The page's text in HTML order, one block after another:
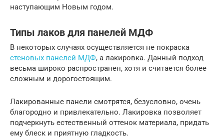
наступающим Новым годом.
Типы лаков для панелей МДФ
В некоторых случаях осуществляется не покраска
стеновых панелей МДФ, а лакировка. Данный подход
весьма широко распространен, хотя и считается более
сложным и дорогостоящим.
Лакированные панели смотрятся, безусловно, очень
благородно и привлекательно. Лакировка позволяет
подчеркнуть естественный оттенок материала, придать
ему блеск и приятную гладкость.